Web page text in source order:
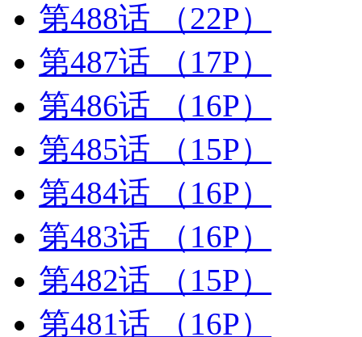
第488话
（22P）
第487话
（17P）
第486话
（16P）
第485话
（15P）
第484话
（16P）
第483话
（16P）
第482话
（15P）
第481话
（16P）